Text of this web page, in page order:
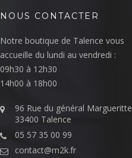
NOUS CONTACTER
Notre boutique de Talence vous
accueille du lundi au vendredi :
09h30 à 12h30
14h00 à 18h00
96 Rue du général Margueritte
33400 Talence
05 57 35 00 99
contact@m2k.fr